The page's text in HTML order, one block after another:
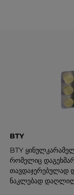
BTY
BTY
რომელიც
თავდაჯერებულად
ნაკლებად